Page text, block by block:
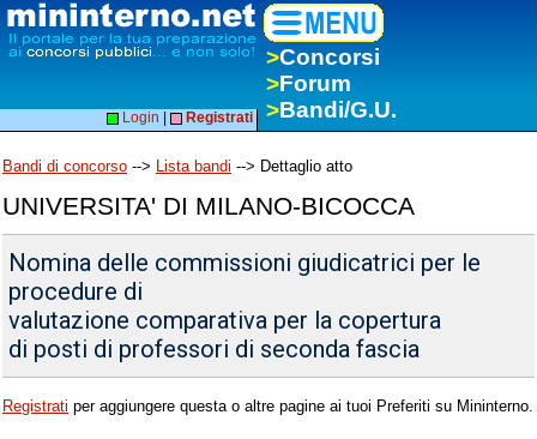
>Concorsi
>Forum
>Bandi/G.U.
Login Registrati
Bandi di concorso --> Lista bandi --> Dettaglio atto
UNIVERSITA' DI MILANO-BICOCCA
Nomina delle commissioni giudicatrici per le
procedure di
valutazione comparativa per la copertura
di posti di professori di seconda fascia
Registrati per aggiungere questa o altre pagine ai tuoi Preferiti su Mininterno.